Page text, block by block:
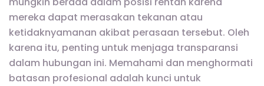
mereka dapat merasakan tekanan atau
ketidaknyamanan akibat perasaan tersebut. Oleh
karena itu, penting untuk menjaga transparansi
dalam hubungan ini. Memahami dan menghormati
batasan profesional adalah kunci untuk